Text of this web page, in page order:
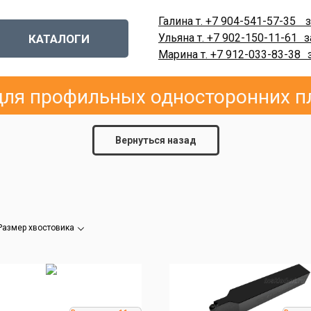
КАТАЛОГИ
Галина т. +7 904-541-57-35
Ульяна т. +7 902-150-11-61
Марина т. +7 912-033-83-38
профильных односторонних
Вернуться назад
хвостовика